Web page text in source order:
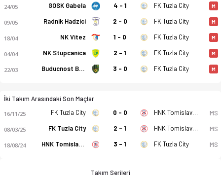
24/05 GOSK Gabela 4 - 1 FK Tuzla City M
09/05 Radnik Hadzici 2 - 0 FK Tuzla City M
18/04 NK Vitez 1 - 0 FK Tuzla City M
04/04 NK Stupcanica 2 - 1 FK Tuzla City M
22/03 Buducnost Banovici 3 - 0 FK Tuzla City M
İki Takım Arasındaki Son Maçlar
16/11/25 FK Tuzla City 0 - 0 HNK Tomislav Tomislavgrad MS
08/03/25 FK Tuzla City 2 - 1 HNK Tomislav Tomislavgrad MS
18/08/24 HNK Tomislav Tomislavgrad 3 - 1 FK Tuzla City MS
Takım Serileri